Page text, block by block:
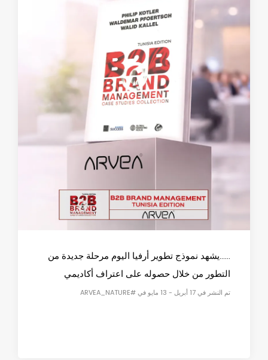
......يشهد نموذج تطوير أرفيا اليوم مرحلة جديدة من
التطور من خلال حصوله على اعتراف أكاديمي
تم النشر في 17 أبريل - 13 مايو في #ARVEA_NATURE